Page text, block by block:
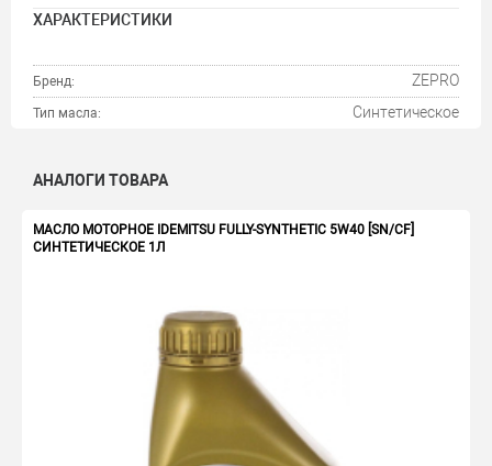
ХАРАКТЕРИСТИКИ
Бренд: ZEPRO
Тип масла: Синтетическое
АНАЛОГИ ТОВАРА
МАСЛО МОТОРНОЕ IDEMITSU FULLY-SYNTHETIC 5W40 [SN/CF]
СИНТЕТИЧЕСКОЕ 1Л